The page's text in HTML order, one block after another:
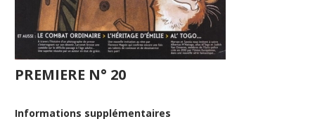
PREMIERE N° 20
Informations supplémentaires